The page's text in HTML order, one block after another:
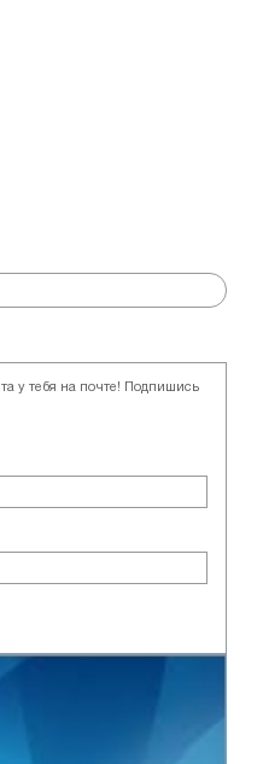
у тебя на почте! Подпишись